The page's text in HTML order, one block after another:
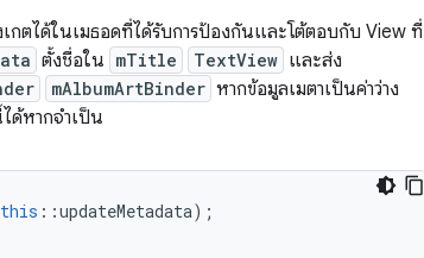
กตได้ในเมธอดที่ได้รับการป้องกันและโต้ตอบกับ View ที่
ตั้งชื่อใน mTitle TextView และส่ง
mAlbumArtBinder หากข้อมูลเมตาเป็นค่าว่าง
ด้หากจำเป็น
this ::updateMetadata);